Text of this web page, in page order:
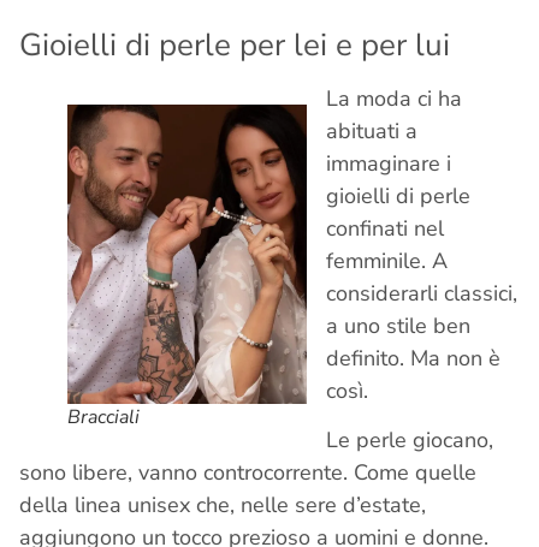
Gioielli di perle per lei e per lui
Bracciali
La moda ci ha
abituati a
immaginare i
gioielli di perle
confinati nel
femminile. A
considerarli classici,
a uno stile ben
definito. Ma non è
così.
Le perle giocano,
sono libere, vanno controcorrente. Come quelle
della linea unisex che, nelle sere d’estate,
aggiungono un tocco prezioso a uomini e donne.